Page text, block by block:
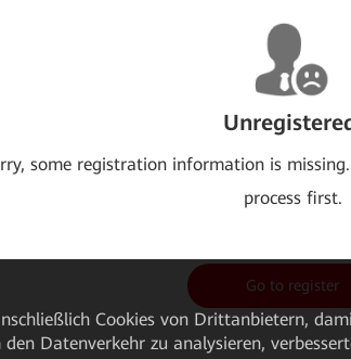
some registration information is
process first.
Go to register
Cookies von Drittanbietern,
Datenverkehr zu analysieren,